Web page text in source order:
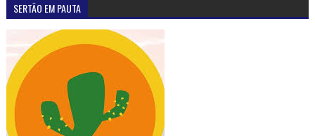
SERTÃO EM PAUTA